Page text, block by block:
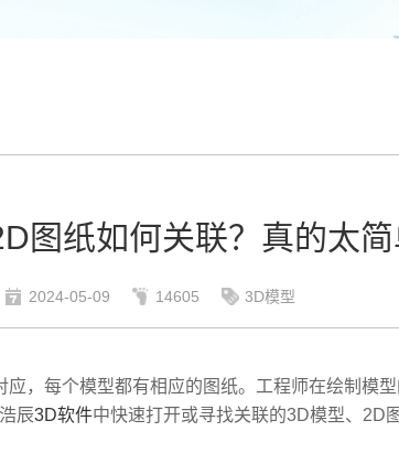
图纸如何关联？真的太
2024-05-09 14605 3D模型
应，每个模型都有相应的图纸。工程师在绘制模
辰3D软件中快速打开或寻找关联的3D模型、2D